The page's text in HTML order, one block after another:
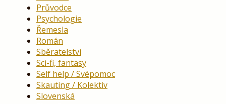
Průvodce
Psychologie
Řemesla
Román
Sběratelství
Sci-fi, fantasy
Self help / Svépomoc
Skauting / Kolektiv
Slovenská